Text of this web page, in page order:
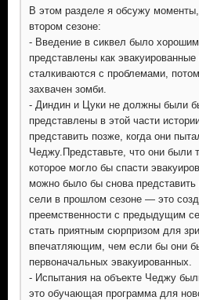
В этом разделе я обсужу
втором сезоне:
- Введение в сиквел было
представлены как
сталкиваются с проблемами,
захвачен зомби.
- Диндин и Цуки не должны были
представлены в этой части
представить позже, когда они
Чеджу.Представьте, что они были
которое могло бы спасти
можно было бы снова
сели в прошлом сезоне — это
преемственности с предыдущим
стать приятным сюрпризом для
впечатляющим, чем если бы они
первоначальных эвакуированных.
- Испытания на объекте Чеджу
это обучающая программа для